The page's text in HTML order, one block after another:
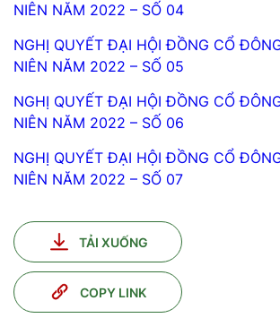
NIÊN NĂM 2022 – SỐ 04
NGHỊ QUYẾT ĐẠI HỘI ĐỒNG CỔ
NIÊN NĂM 2022 – SỐ 05
NGHỊ QUYẾT ĐẠI HỘI ĐỒNG CỔ
NIÊN NĂM 2022 – SỐ 06
NGHỊ QUYẾT ĐẠI HỘI ĐỒNG CỔ
NIÊN NĂM 2022 – SỐ 07
TẢI XUỐNG
COPY LINK